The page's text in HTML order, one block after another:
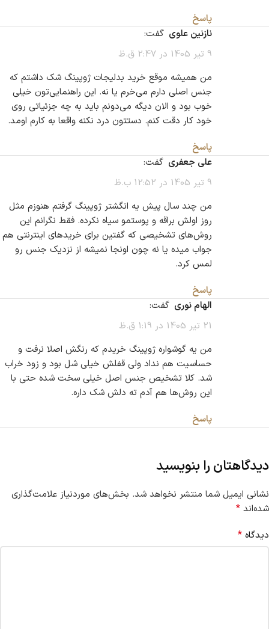
پاسخ
نازنین علوی گفت:
9 تیر 1405 در 2:47 ق.ظ
من همیشه موقع خرید بدلیجات ژوپینگ شک داشتم که
جنس اصلی دارم می‌خرم یا نه. این راهنمایی‌تون خیلی
خوب بود و الان دیگه می‌دونم باید به چه جزئیاتی روی
خود کار دقت کنم. دستتون درد نکنه واقعا به کارم اومد.
پاسخ
علی جعفری گفت:
9 تیر 1405 در 12:52 ب.ظ
من چند سال پیش یه انگشتر ژوپینگ گرفتم هنوزم مثل
روز اولش براقه و پوستمو سیاه نکرده. فقط نگرانم این
روش‌های تشخیصی که گفتین برای خریدهای اینترنتی هم
جواب میده یا نه چون اونجا نمیشه از نزدیک جنس رو
لمس کرد.
پاسخ
الهام نوری گفت:
21 تیر 1405 در 1:19 ق.ظ
من یه گوشواره ژوپینگ خریدم که رنگش اصلا نرفت و
حساسیت هم نداد ولی قفلش خیلی شل بود و زود خراب
شد. کلا تشخیص جنس اصل خیلی سخت شده حتی با
این روش‌ها هم آدم ته دلش شک داره.
پاسخ
دیدگاهتان را بنویسید
نشانی ایمیل شما منتشر نخواهد شد. بخش‌های موردنیاز علامت‌گذاری
شده‌اند *
دیدگاه *